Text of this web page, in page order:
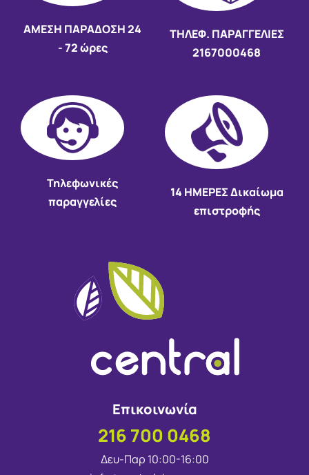
AMEΣΗ ΠΑΡΑΔΟΣΗ24
- 72 ώρες
ΤΗΛΕΦ. ΠΑΡΑΓΓΕΛΙΕΣ
2167000468
Τηλεφωνικές
παραγγελίες
14 HMEΡΕΣ Δικαίωμα
επιστροφής
Επικοινωνία
216 700 0468
Δευ-Παρ 10:00-16:00